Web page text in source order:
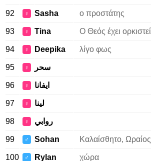
92 ♀ Sasha ο προστάτης
93 ♀ Tina Ο Θεός έχει ορκιστεί
94 ♀ Deepika λίγο φως
95 ♀ سحر
96 ♀ ايفانا
97 ♀ لينا
98 ♀ روابي
99 ♂ Sohan Καλαίσθητο, Ωραίος
100 ♂ Rylan χώρα